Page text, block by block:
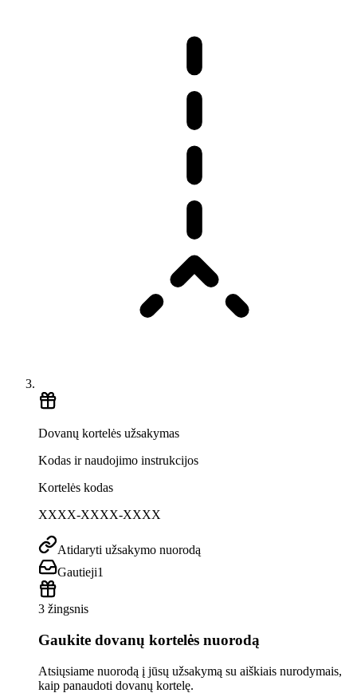
Dovanų kortelės užsakymas
Kodas ir naudojimo instrukcijos
Kortelės kodas
XXXX-XXXX-XXXX
Atidaryti užsakymo nuorodą
Gautieji1
3 žingsnis
Gaukite dovanų kortelės nuorodą
Atsiųsiame nuorodą į jūsų užsakymą su aiškiais nurodymais,
kaip panaudoti dovanų kortelę.